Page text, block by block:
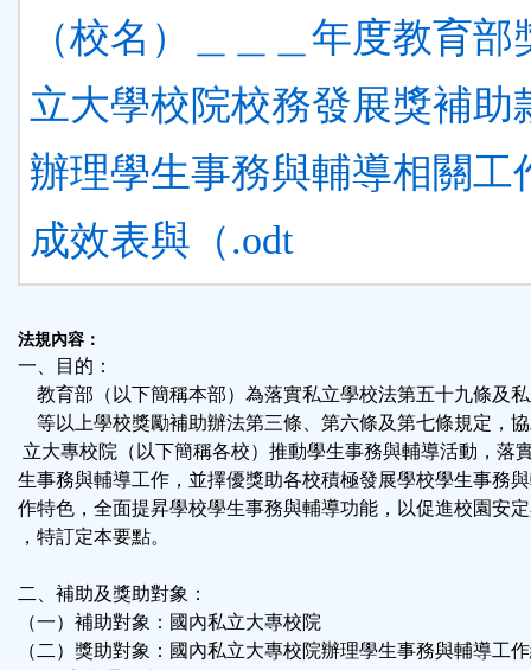
（校名）＿＿＿年度教育部
立大學校院校務發展獎補助
辦理學生事務與輔導相關工
成效表與（.odt
法規內容：
一、目的：
教育部（以下簡稱本部）為落實私立學校法第五十九條及
等以上學校獎勵補助辦法第三條、第六條及第七條規定，
立大專校院（以下簡稱各校）推動學生事務與輔導活動，落
生事務與輔導工作，並擇優獎助各校積極發展學校學生事務
作特色，全面提昇學校學生事務與輔導功能，以促進校園安
，特訂定本要點。
二、補助及獎助對象：
（一）補助對象：國內私立大專校院
（二）獎助對象：國內私立大專校院辦理學生事務與輔導工